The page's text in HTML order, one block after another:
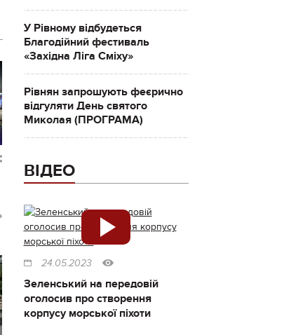
У Рівному відбудеться
Благодійний фестиваль
«Західна Ліга Сміху»
Рівнян запрошують феєрично
відгуляти День святого
Миколая (ПРОГРАМА)
ВІДЕО
24.05.2023
Зеленський на передовій
оголосив про створення
корпусу морської піхоти